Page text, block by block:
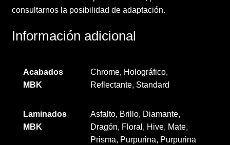
consultarnos la posibilidad de adaptación.
Información adicional
Acabados
MBK
Chrome, Holográfico,
Reflectante, Standard
Laminados
MBK
Asfalto, Brillo, Diamante,
Dragón, Floral, Hive, Mate,
Prisma, Purpurina, Purpurina